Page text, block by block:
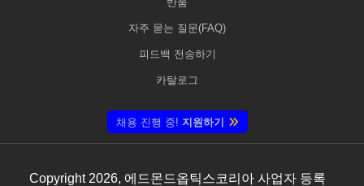
자주 묻는 질문(FAQ)
피드백 전송하기
카탈로그
채용 진행 중! 지원하기
Copyright 2026, 에드몬드옵틱스코리아 사업자 등록